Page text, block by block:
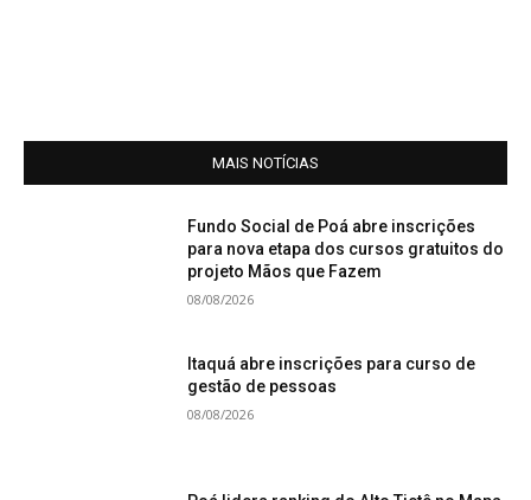
MAIS NOTÍCIAS
Fundo Social de Poá abre inscrições
para nova etapa dos cursos gratuitos do
projeto Mãos que Fazem
08/08/2026
Itaquá abre inscrições para curso de
gestão de pessoas
08/08/2026